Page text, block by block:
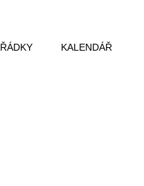
ŘÁDKY KALENDÁŘ